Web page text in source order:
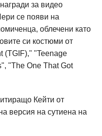
за видео
се появи на
облечени като
си костюми от
(TGIF)," "Teenage
", "The One That Got
Кейти от
версия на сутиена на